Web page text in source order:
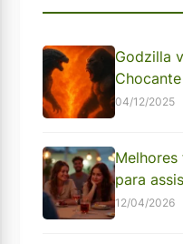
Godzilla
04/12/2025
para
12/04/2026